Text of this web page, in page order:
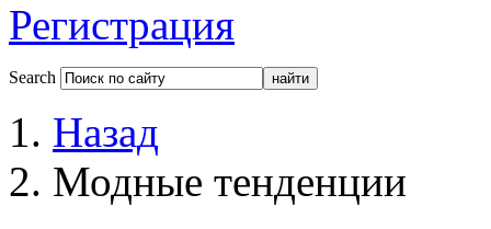
Регистрация
Search
Назад
Модные тенденции